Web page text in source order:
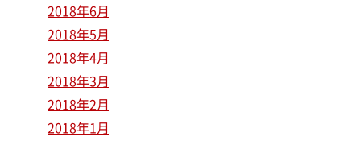
2018年6月
2018年5月
2018年4月
2018年3月
2018年2月
2018年1月